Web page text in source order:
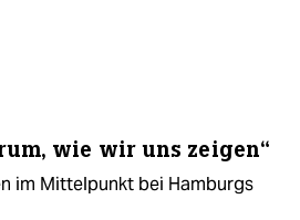
wie wir uns zeigen“
im Mittelpunkt bei Hamburgs